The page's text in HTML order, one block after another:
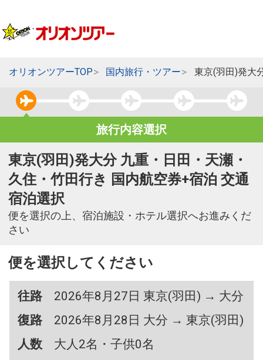
オリオンツアーTOP 国内旅行・ツアー 東京(羽田)発大
旅行内容選択
東京(羽田)発大分 九重・日田・天瀬・
久住・竹田行き 国内航空券+宿泊 交通
宿泊選択
便を選択の上、宿泊施設・ホテル選択へお進みくだ
さい
便を選択してください
往路
2026年8月27日 東京(羽田) → 大分
復路
2026年8月28日 大分 → 東京(羽田)
人数
大人2名・子供0名